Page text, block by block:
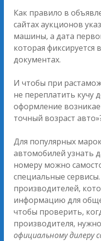
Как правило в
сайтах аукционов
машины, а дата
которая фиксируется
документах.
И чтобы при
не переплатить кучу
оформление
точный возраст
Для популярных
автомобилей узнать
номеру можно
специальные
производителей,
информацию для
чтобы проверить,
производителя,
официальному